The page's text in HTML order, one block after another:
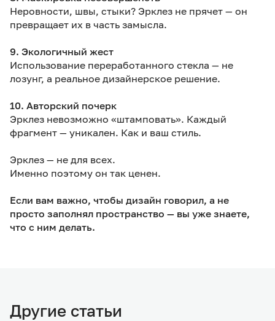
Неровности, швы, стыки? Эрклез не прячет — он
превращает их в часть замысла.
9. Экологичный жест
Использование переработанного стекла — не
лозунг, а реальное дизайнерское решение.
10. Авторский почерк
Эрклез невозможно «штамповать». Каждый
фрагмент — уникален. Как и ваш стиль.
Эрклез — не для всех.
Именно поэтому он так ценен.
Если вам важно, чтобы дизайн говорил, а не
просто заполнял пространство — вы уже знаете,
что с ним делать.
Другие статьи